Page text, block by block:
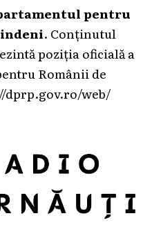
pentru
. Conținutul
poziția oficială a
Românii de
dprp.gov.ro/web/